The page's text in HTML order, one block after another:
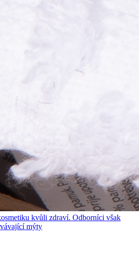
kvůli zdraví. Odborníci však
mýty